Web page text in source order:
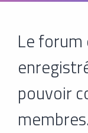
Le forum
pouvoir
membres.